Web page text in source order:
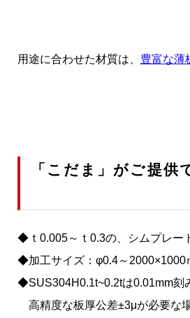
用途に合わせた材質は、 豊富な薄
「こだま」がご提供
◆ｔ0.005～ｔ0.3の、シムプレー
◆加工サイズ：φ0.4～2000×1000
◆SUS304H0.1t~0.2tは0.01mm刻
高精度な板厚公差±3μが必要な